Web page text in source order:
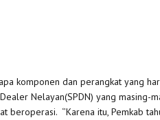
komponen dan perangkat yang
Nelayan(SPDN) yang masing-
beroperasi. ‘’Karena itu, Pemkab